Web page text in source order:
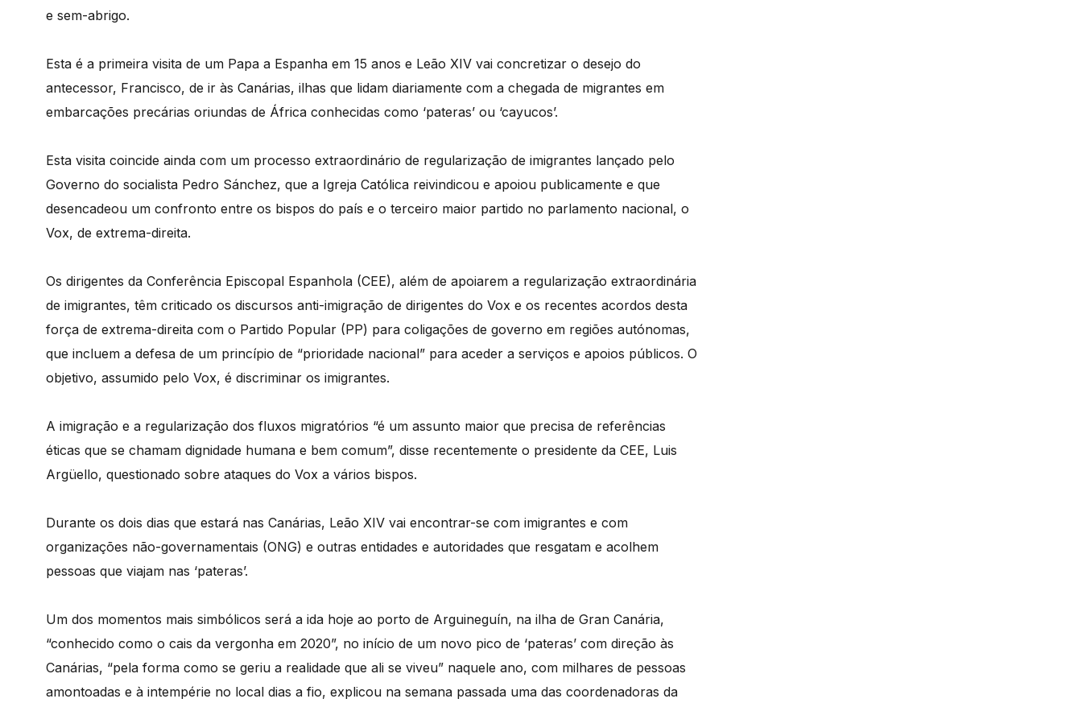
e sem-abrigo.
Esta é a primeira visita de um Papa a Espanha em 15 anos e Leão XIV vai concretizar o desejo do
antecessor, Francisco, de ir às Canárias, ilhas que lidam diariamente com a chegada de migrantes em
embarcações precárias oriundas de África conhecidas como ‘pateras’ ou ‘cayucos’.
Esta visita coincide ainda com um processo extraordinário de regularização de imigrantes lançado pelo
Governo do socialista Pedro Sánchez, que a Igreja Católica reivindicou e apoiou publicamente e que
desencadeou um confronto entre os bispos do país e o terceiro maior partido no parlamento nacional, o
Vox, de extrema-direita.
Os dirigentes da Conferência Episcopal Espanhola (CEE), além de apoiarem a regularização extraordinária
de imigrantes, têm criticado os discursos anti-imigração de dirigentes do Vox e os recentes acordos desta
força de extrema-direita com o Partido Popular (PP) para coligações de governo em regiões autónomas,
que incluem a defesa de um princípio de “prioridade nacional” para aceder a serviços e apoios públicos. O
objetivo, assumido pelo Vox, é discriminar os imigrantes.
A imigração e a regularização dos fluxos migratórios “é um assunto maior que precisa de referências
éticas que se chamam dignidade humana e bem comum”, disse recentemente o presidente da CEE, Luis
Argüello, questionado sobre ataques do Vox a vários bispos.
Durante os dois dias que estará nas Canárias, Leão XIV vai encontrar-se com imigrantes e com
organizações não-governamentais (ONG) e outras entidades e autoridades que resgatam e acolhem
pessoas que viajam nas ‘pateras’.
Um dos momentos mais simbólicos será a ida hoje ao porto de Arguineguín, na ilha de Gran Canária,
“conhecido como o cais da vergonha em 2020”, no início de um novo pico de ‘pateras’ com direção às
Canárias, “pela forma como se geriu a realidade que ali se viveu” naquele ano, com milhares de pessoas
amontoadas e à intempérie no local dias a fio, explicou na semana passada uma das coordenadoras da